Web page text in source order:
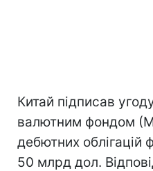
Китай підписав
валютним фондом
дебютних
50 млрд дол.